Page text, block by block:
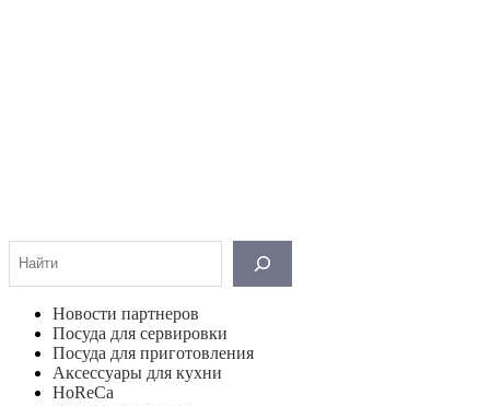
Новости партнеров
Посуда для сервировки
Посуда для приготовления
Аксессуары для кухни
HoReCa